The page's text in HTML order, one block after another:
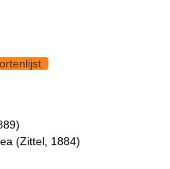
(Zittel, 1884)